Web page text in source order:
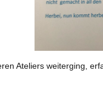
Ateliers weiterging,